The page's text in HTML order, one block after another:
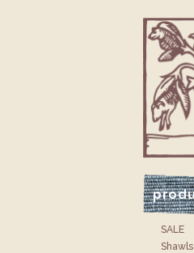
JE
VOLG CAPSICUM
VOLG CAPSICUM OP
SALE
Shawls